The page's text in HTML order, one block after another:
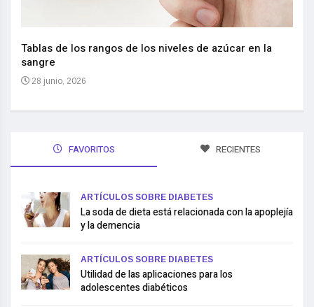
Tablas de los rangos de los niveles de azúcar en la
sangre
28 junio, 2026
FAVORITOS RECIENTES
ARTÍCULOS SOBRE DIABETES
La soda de dieta está relacionada con la apoplejía
y la demencia
ARTÍCULOS SOBRE DIABETES
Utilidad de las aplicaciones para los
adolescentes diabéticos